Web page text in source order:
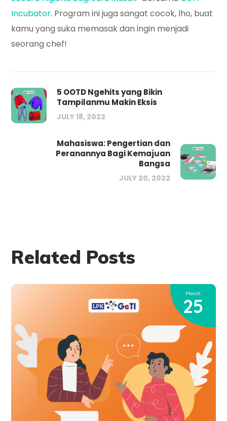
Incubator. Program ini juga sangat cocok, lho, buat
kamu yang suka memasak dan ingin menjadi
seorang chef!
5 OOTD Ngehits yang Bikin
Tampilanmu Makin Eksis
JULY 18, 2022
Mahasiswa: Pengertian dan
Peranannya Bagi Kemajuan
Bangsa
JULY 20, 2022
Related Posts
March
25